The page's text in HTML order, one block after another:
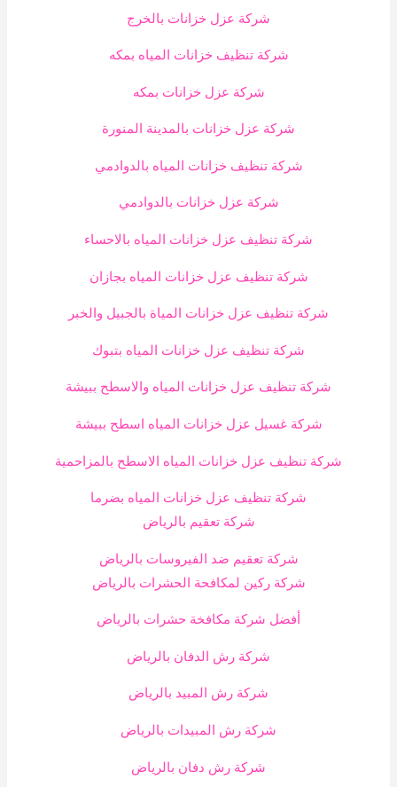
شركة عزل خزانات بالخرج
شركة تنظيف خزانات المياه بمكه
شركة عزل خزانات بمكه
شركة عزل خزانات بالمدينة المنورة
شركة تنظيف خزانات المياه بالدوادمي
شركة عزل خزانات بالدوادمي
شركة تنظيف عزل خزانات المياه بالاحساء
شركة تنظيف عزل خزانات المياه بجازان
شركة تنظيف عزل خزانات المياة بالجبيل والخبر
شركة تنظيف عزل خزانات المياه بتبوك
شركة تنظيف عزل خزانات المياه والاسطح ببيشة
شركة غسيل عزل خزانات المياه اسطح ببيشة
شركة تنظيف عزل خزانات المياه الاسطح بالمزاحمية
شركة تنظيف عزل خزانات المياه بضرما
شركة تعقيم بالرياض
شركة تعقيم ضد الفيروسات بالرياض
شركة ركين لمكافحة الحشرات بالرياض
أفضل شركة مكافخة حشرات بالرياض
شركة رش الدفان بالرياض
شركة رش المبيد بالرياض
شركة رش المبيدات بالرياض
شركة رش دفان بالرياض